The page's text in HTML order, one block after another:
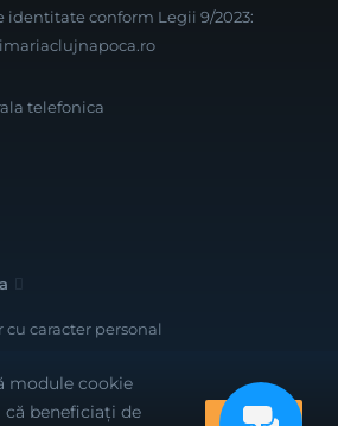
identitate conform Legii 9/2023:
telefonica
caracter personal
module cookie
că beneficiați de